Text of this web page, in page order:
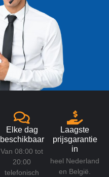
Elke dag
beschikbaar
Van 08:00 tot
20:00
telefonisch
Laagste
prijsgarantie
in
heel Nederland
en België.